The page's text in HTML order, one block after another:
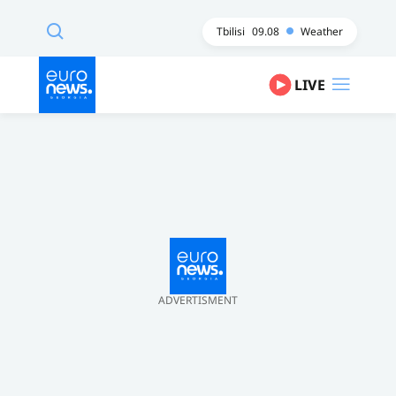
Tbilisi 09.08 Weather
LIVE
ADVERTISMENT